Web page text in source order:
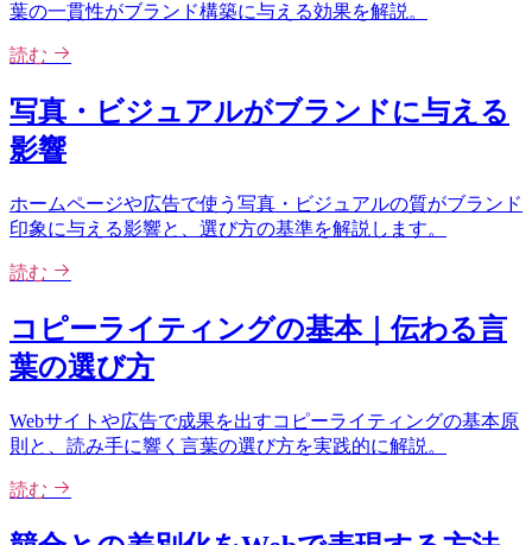
葉の一貫性がブランド構築に与える効果を解説。
読む
写真・ビジュアルがブランドに与える
影響
ホームページや広告で使う写真・ビジュアルの質がブランド
印象に与える影響と、選び方の基準を解説します。
読む
コピーライティングの基本｜伝わる言
葉の選び方
Webサイトや広告で成果を出すコピーライティングの基本原
則と、読み手に響く言葉の選び方を実践的に解説。
読む